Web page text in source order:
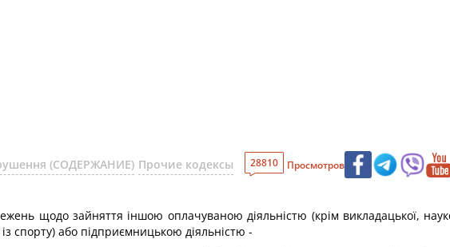
(СОДЕРЖАНИЕ) Прочие кодексы 28810 Просмотров
щодо зайняття іншою оплачуваною діяльністю (крім викладацької,
із спорту) або підприємницькою діяльністю -